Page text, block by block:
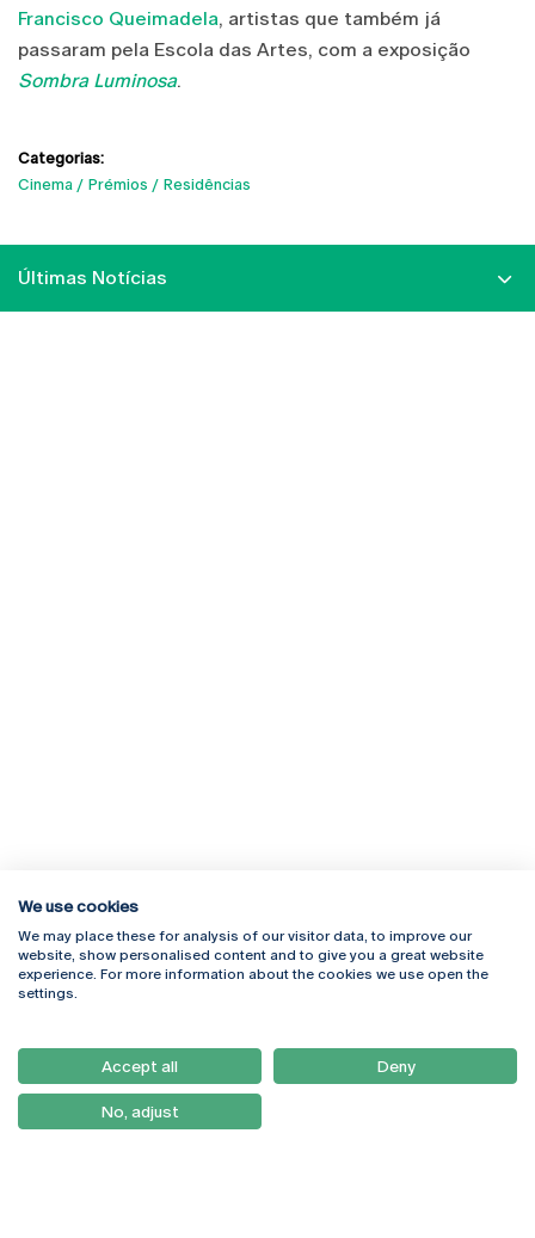
Francisco Queimadela, artistas que também já
passaram pela Escola das Artes, com a exposição
Sombra Luminosa.
Categorias:
Cinema
Prémios Residências
Últimas Notícias
Rua Diogo Botelho 1327
4169-005 Porto
+351 226 196 240
Campus Online
Webmail
Como Chegar
Newsletter
We use cookies
We may place these for analysis of our visitor data, to improve our
website, show personalised content and to give you a great website
experience. For more information about the cookies we use open the
settings.
Accept all Deny
No, adjust